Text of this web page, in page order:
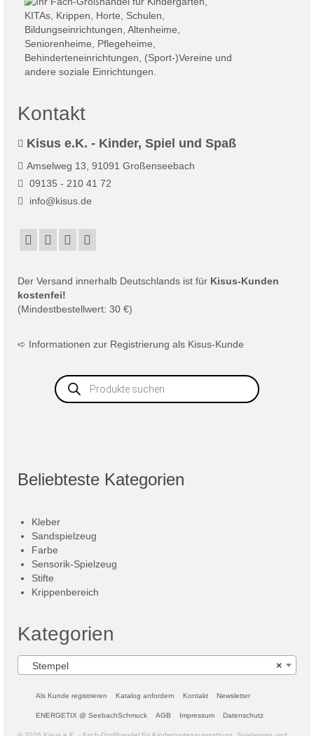
Kontakt
Kisus e.K. - Kinder, Spiel und Spaß
Amselweg 13, 91091 Großenseebach
09135 - 210 41 72
info@kisus.de
Der Versand innerhalb Deutschlands ist für Kisus-Kunden
kostenfei!
(Mindestbestellwert: 30 €)
➪ Informationen zur Registrierung als Kisus-Kunde
Products
search
Beliebteste Kategorien
Kleber
Sandspielzeug
Farbe
Sensorik-Spielzeug
Stifte
Krippenbereich
Kategorien
×
Stempel
Als Kunde registrieren Katalog anfordern Kontakt Newsletter
ENERGETIX @ SeebachSchmuck AGB Impressum Datenschutz